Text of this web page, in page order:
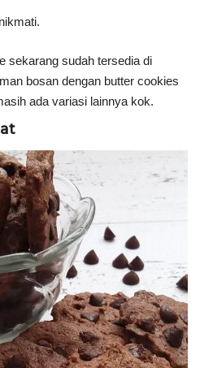
sekarang sudah tersedia di
bosan dengan butter cookies
ada variasi lainnya kok.